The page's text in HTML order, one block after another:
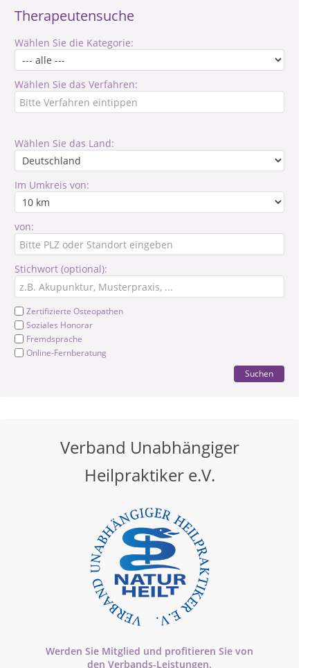
Therapeutensuche
Wählen Sie die Kategorie:
Wählen Sie das Verfahren:
Wählen Sie das Land:
Im Umkreis von:
von:
Stichwort (optional):
Zertifizierte Osteopathen
Soziales Honorar
Fremdsprache
Online-Fernberatung
Suchen
Verband Unabhängiger
Heilpraktiker e.V.
Werden Sie Mitglied und profitieren Sie von
den Verbands-Leistungen.